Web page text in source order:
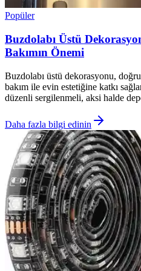
Popüler
Buzdolabı Üstü
Bakımın Önemi
Buzdolabı üstü dekorasyonu,
bakım ile evin estetiğine katkı
düzenli sergilenmeli, aksi halde
Daha fazla bilgi edinin